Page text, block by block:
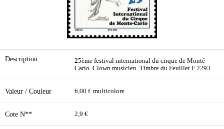
Description
25ème festival international du cirque de Monté-
Carlo. Clown musicien. Timbre du Feuillet F 2293.
Valeur / Couleur 6,00 f. multicolore
Cote N** 2,9 €